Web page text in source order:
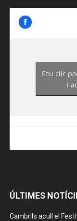
https://
Feu clic
i
ÚLTIMES
Cambrils acull el